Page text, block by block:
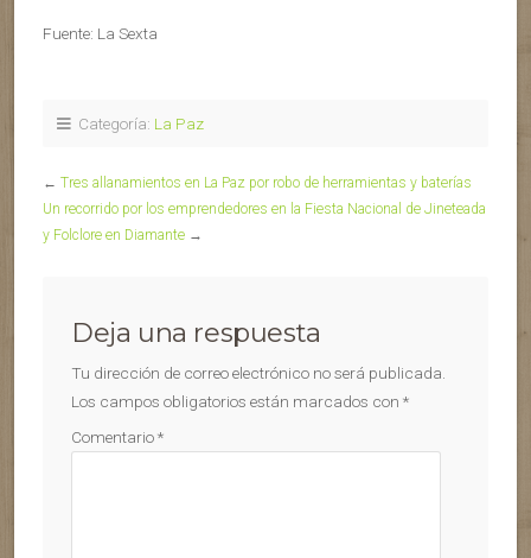
Fuente: La Sexta
Categoría: La Paz
← Tres allanamientos en La Paz por robo de herramientas y baterías
Un recorrido por los emprendedores en la Fiesta Nacional de Jineteada
y Folclore en Diamante →
Deja una respuesta
Tu dirección de correo electrónico no será publicada.
Los campos obligatorios están marcados con *
Comentario*